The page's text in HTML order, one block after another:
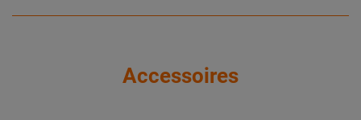
Accessoires